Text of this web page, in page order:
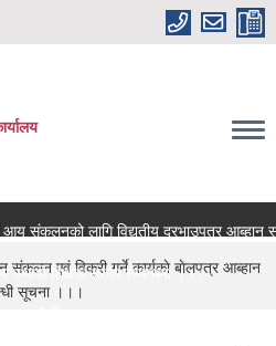
संकलनको लागि विद्युतीय दरभाउपत्र आब्हान
शिक्षक सरुवा सम्बन्धमा ।।।
संकलन एवं विक्री गर्ने कार्यकाे बाेलपत्र आब्हान
सूचना ।।।